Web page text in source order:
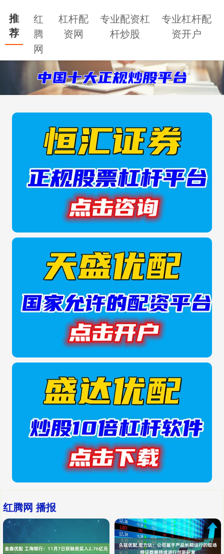
红腾网 播报
推
荐
红
腾
网
杠杆配
资网
专业配资杠
杆炒股
专业杠杆配
资开户